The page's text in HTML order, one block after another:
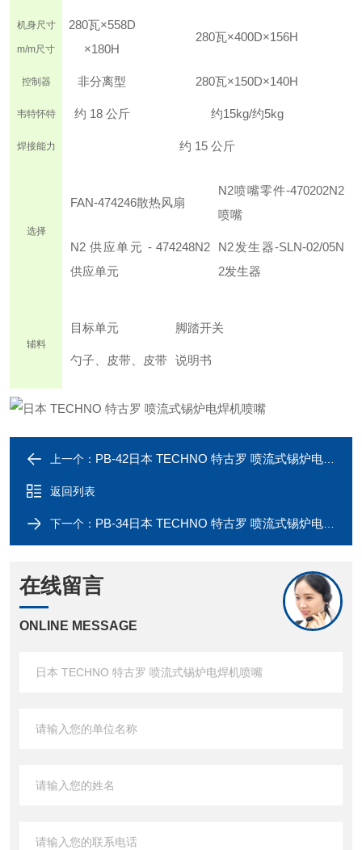
机身尺寸
m/m尺寸
280瓦×558D
×180H
280瓦×400D×156H
控制器 非分离型 280瓦×150D×140H
韦特怀特 约 18 公斤 约15kg/约5kg
焊接能力 约 15 公斤
选择
FAN-474246散热风扇
N2喷嘴零件-470202N2
喷嘴
N2 供应单元 - 474248N2
供应单元
N2发生器-SLN-02/05N
2发生器
辅料
目标单元 脚踏开关
勺子、皮带 、皮带 说明书
上一个： PB-42日本 TECHNO 特古罗 喷流式锡炉电焊机喷嘴
返回列表
下一个： PB-34日本 TECHNO 特古罗 喷流式锡炉电焊机喷嘴
在线留言
ONLINE MESSAGE